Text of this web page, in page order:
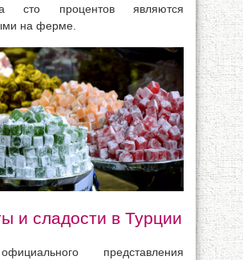
сто процентов являются
на ферме.
и сладости в Турции
представления